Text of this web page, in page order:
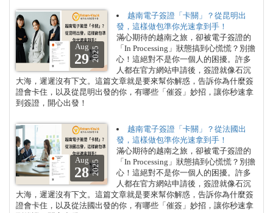
Aug
292025
越南電子簽證「卡關」？從昆明出
發，這樣做包準你光速拿到手！
滿心期待的越南之旅，卻被電子簽證的
「In Processing」狀態搞到心慌慌？別擔
心！這絕對不是你一個人的困擾。許多
人都在官方網站申請後，簽證就像石沉
大海，遲遲沒有下文。這篇文章就是要來幫你解惑，告訴你為什麼簽
證會卡住，以及從昆明出發的你，有哪些「催簽」妙招，讓你秒速拿
到簽證，開心出發！
Aug
282025
越南電子簽證「卡關」？從法國出
發，這樣做包準你光速拿到手！
滿心期待的越南之旅，卻被電子簽證的
「In Processing」狀態搞到心慌慌？別擔
心！這絕對不是你一個人的困擾。許多
人都在官方網站申請後，簽證就像石沉
大海，遲遲沒有下文。這篇文章就是要來幫你解惑，告訴你為什麼簽
證會卡住，以及從法國出發的你，有哪些「催簽」妙招，讓你秒速拿